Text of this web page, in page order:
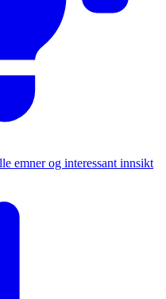
emner og interessant innsikt